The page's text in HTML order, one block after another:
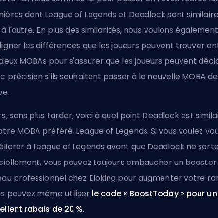
dont League of Legends et Deadlock sont
l'autre. En plus des similarités, nous voulons également
les différences que les joueurs peuvent trouver
MOBAs pour s'assurer que les joueurs peuvent
précision s'ils souhaitent passer à la nouvelle MOBA de
sans plus tarder, voici à quel point Deadlock est
MOBA préféré, League of Legends. Si vous voulez
à League of Legends avant que Deadlock ne sorte
vous pouvez toujours embaucher un booster
professionnel chez Eloking pour augmenter votre
pouvez même utiliser le code « BoostToday » pour un
rabais de 20 %.